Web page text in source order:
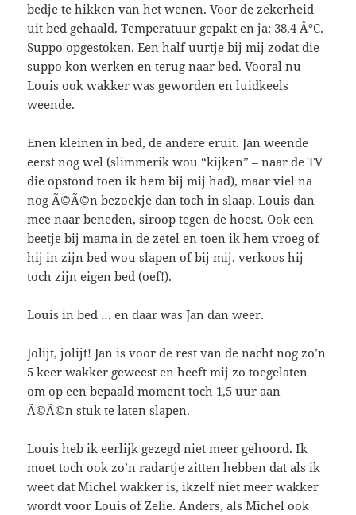
bedje te hikken van het wenen. Voor de zekerheid
uit bed gehaald. Temperatuur gepakt en ja: 38,4 Â°C.
Suppo opgestoken. Een half uurtje bij mij zodat die
suppo kon werken en terug naar bed. Vooral nu
Louis ook wakker was geworden en luidkeels
weende.
Enen kleinen in bed, de andere eruit. Jan weende
eerst nog wel (slimmerik wou “kijken” – naar de TV
die opstond toen ik hem bij mij had), maar viel na
nog Ã©Ã©n bezoekje dan toch in slaap. Louis dan
mee naar beneden, siroop tegen de hoest. Ook een
beetje bij mama in de zetel en toen ik hem vroeg of
hij in zijn bed wou slapen of bij mij, verkoos hij
toch zijn eigen bed (oef!).
Louis in bed … en daar was Jan dan weer.
Jolijt, jolijt! Jan is voor de rest van de nacht nog zo’n
5 keer wakker geweest en heeft mij zo toegelaten
om op een bepaald moment toch 1,5 uur aan
Ã©Ã©n stuk te laten slapen.
Louis heb ik eerlijk gezegd niet meer gehoord. Ik
moet toch ook zo’n radartje zitten hebben dat als ik
weet dat Michel wakker is, ikzelf niet meer wakker
wordt voor Louis of Zelie. Anders, als Michel ook